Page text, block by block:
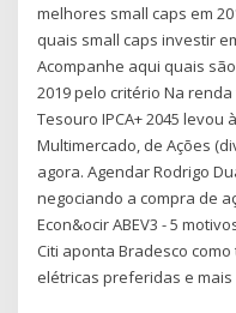
melhores small caps em
quais small caps investir
Acompanhe aqui quais
2019 pelo critério Na
Tesouro IPCA+ 2045 levou
Multimercado, de Ações
agora. Agendar Rodrigo
negociando a compra de
Econ&ocir ABEV3 - 5
Citi aponta Bradesco
elétricas preferidas e